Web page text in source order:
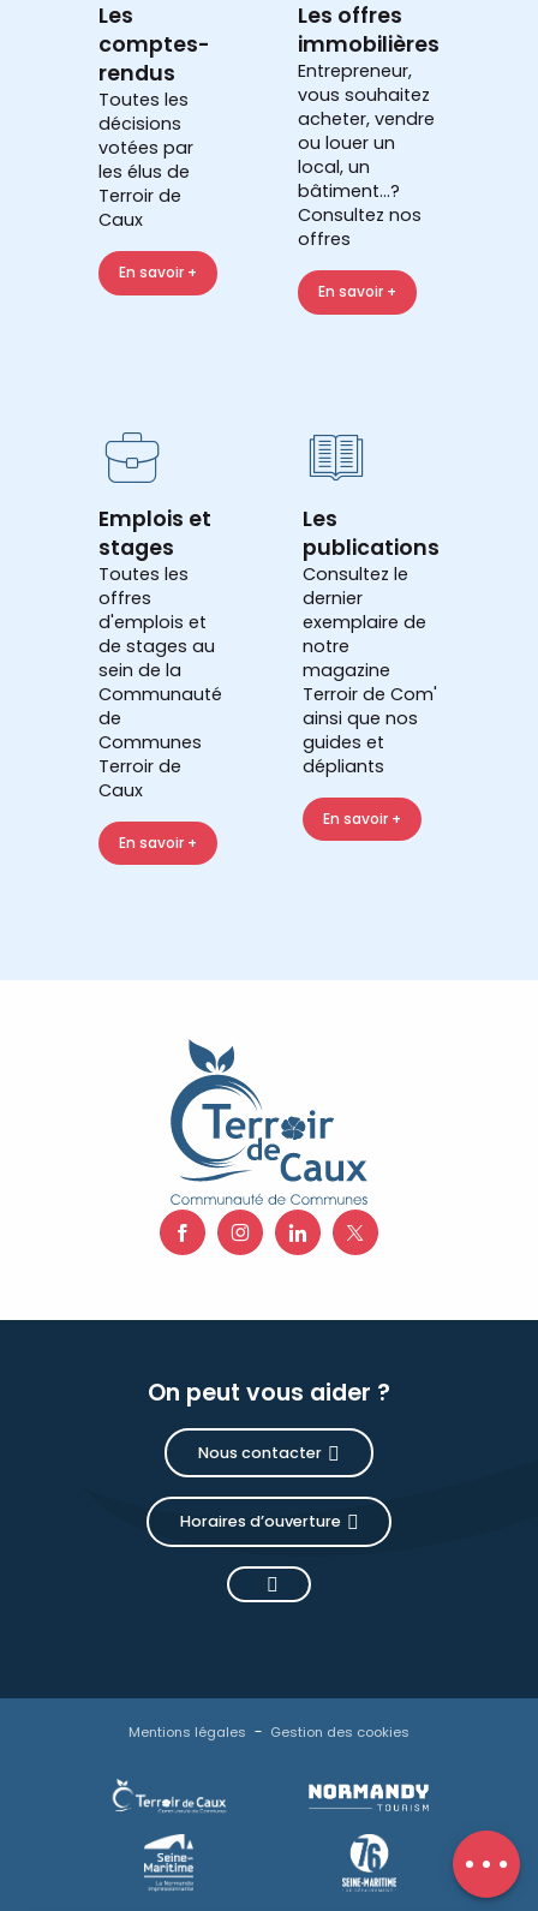
Avis
Les
comptes-
rendus
Toutes les
décisions
votées par
les élus de
Terroir de
Caux
En savoir +
Les offres
immobilières
Entrepreneur,
vous souhaitez
acheter, vendre
ou louer un
local, un
bâtiment...?
Consultez nos
offres
En savoir +
Emplois et
stages
Toutes les
offres
d'emplois et
de stages au
sein de la
Communauté
de
Communes
Terroir de
Caux
En savoir +
Les
publications
Consultez le
dernier
exemplaire de
notre
magazine
Terroir de Com'
ainsi que nos
guides et
dépliants
En savoir +
On peut vous aider ?
Nous contacter
Horaires d’ouverture
Mentions légales Gestion des cookies